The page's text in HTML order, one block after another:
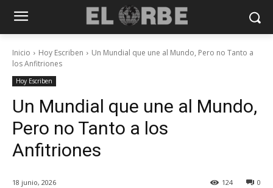
Inicio Hoy Escriben
Un Mundial que une al Mundo, Pero no Tanto a
los Anfitriones
Hoy Escriben
Un Mundial que une al Mundo,
Pero no Tanto a los
Anfitriones
18 junio, 2026 0
124